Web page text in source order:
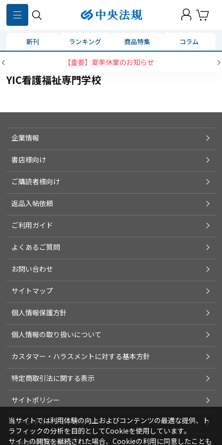
新刊 ランキング 商品特集 コラム
【重要】夏季休業のお知らせ
YIC看護福祉専門学校
企業情報
書店様向け
ご購読者様向け
返品入帖依頼
ご利用ガイド
よくあるご質問
お問い合わせ
サイトマップ
個人情報保護方針
個人情報の取り扱いについて
カスタマー・ハラスメントに対する基本方針
特定商取引法に関する表示
サイトポリシー
ソーシャルメディアポリシー
当サイトでは利用体験の向上およびコンテンツの最適な提供、ト
ラフィックの分析を目的としてCookieを使用しています。
サイトの閲覧を継続された場合、Cookieの利用に同意したことも